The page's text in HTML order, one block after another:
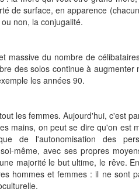
de surface, en apparence
non, la conjugalité.
massive du nombre de
des solos continue à augmenter
les années 90.
les femmes. Aujourd'hui, c'est
mains, on peut se dire qu'on est
de l'autonomisation des
même, avec ses propres
majorité le but ultime, le rêve.
hommes et femmes : il ne sont